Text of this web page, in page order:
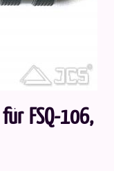
FSQ-106,